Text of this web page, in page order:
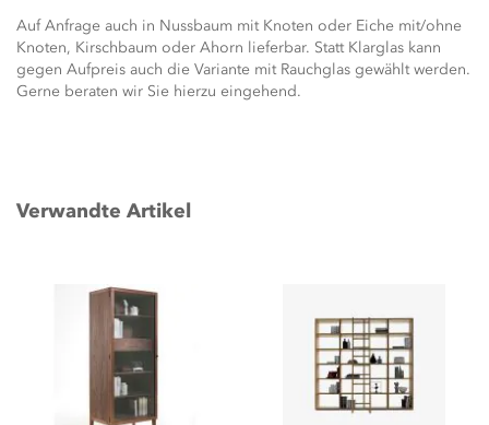
Auf Anfrage auch in Nussbaum mit Knoten oder Eiche mit/ohne
Knoten, Kirschbaum oder Ahorn lieferbar. Statt Klarglas kann
gegen Aufpreis auch die Variante mit Rauchglas gewählt werden.
Gerne beraten wir Sie hierzu eingehend.
Verwandte Artikel